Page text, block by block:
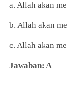
a. Allah akan
b. Allah akan
c. Allah akan
Jawaban: A